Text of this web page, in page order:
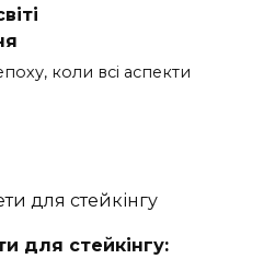
коли всі аспекти
для стейкінгу: